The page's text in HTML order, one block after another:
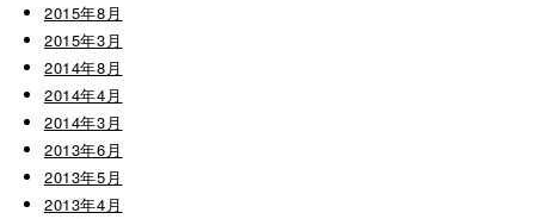
2015年8月
2015年3月
2014年8月
2014年4月
2014年3月
2013年6月
2013年5月
2013年4月